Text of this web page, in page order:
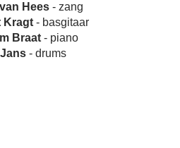
Hees- zang
Kragt - basgitaar
Braat- piano
- drums